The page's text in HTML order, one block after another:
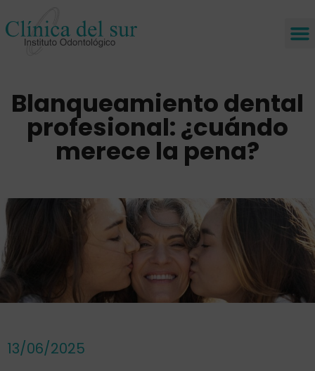
Blanqueamiento dental
profesional: ¿cuándo
merece la pena?
13/06/2025